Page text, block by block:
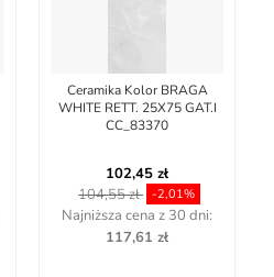
Ceramika Kolor BRAGA
WHITE RETT. 25X75 GAT.I
CC_83370
102,45 zł
104,55 zł -2,01%
Najniższa cena z 30 dni:
117,61 zł